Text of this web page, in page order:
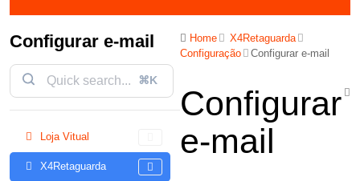
Configurar e-mail
⌘K
Loja Vitual
X4Retaguarda
Home
X4Retaguarda
Configuração
Configurar e-mail
Configurar
e-mail